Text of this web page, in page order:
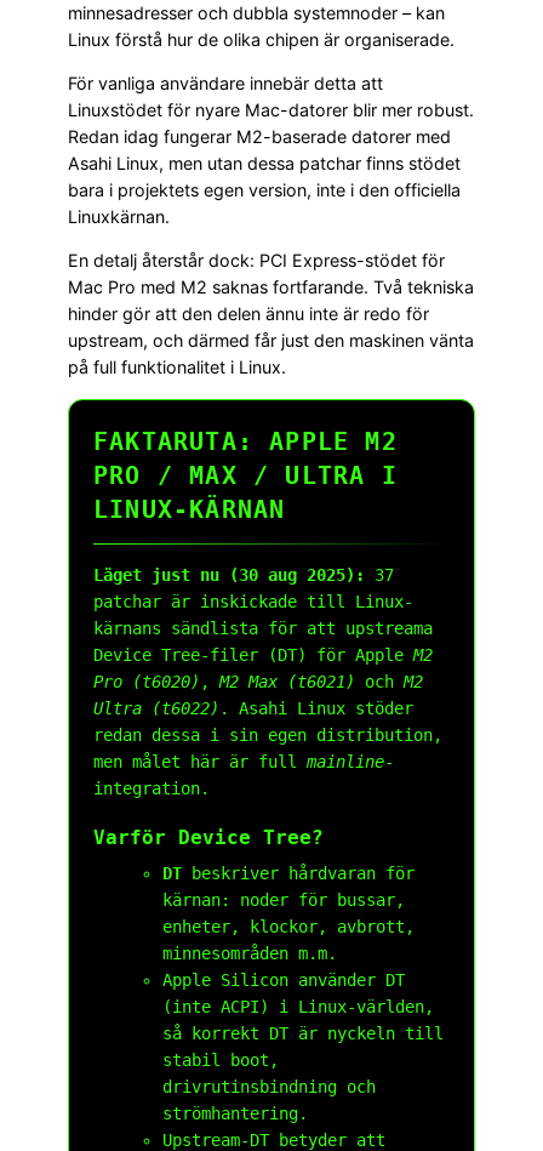
minnesadresser och dubbla systemnoder – kan
Linux förstå hur de olika chipen är organiserade.
För vanliga användare innebär detta att
Linuxstödet för nyare Mac-datorer blir mer robust.
Redan idag fungerar M2-baserade datorer med
Asahi Linux, men utan dessa patchar finns stödet
bara i projektets egen version, inte i den officiella
Linuxkärnan.
En detalj återstår dock: PCI Express-stödet för
Mac Pro med M2 saknas fortfarande. Två tekniska
hinder gör att den delen ännu inte är redo för
upstream, och därmed får just den maskinen vänta
på full funktionalitet i Linux.
FAKTARUTA: APPLE M2
PRO / MAX / ULTRA I
LINUX-KÄRNAN
Läget just nu (30 aug 2025):
37
patchar är inskickade till Linux-
kärnans sändlista för att upstreama
Device Tree-filer (DT) för AppleM2
Pro (t6020) ,M2 Max (t6021) ochM2
Ultra (t6022) . Asahi Linux stöder
redan dessa i sin egen distribution,
men målet här är full mainline-
integration.
Varför Device Tree?
DT beskriver hårdvaran för
kärnan: noder för bussar,
enheter, klockor, avbrott,
minnesområden m.m.
Apple Silicon använder DT
(inte ACPI) i Linux-världen,
så korrekt DT är nyckeln till
stabil boot,
drivrutinsbindning och
strömhante­ring.
Upstream-DT betyder att